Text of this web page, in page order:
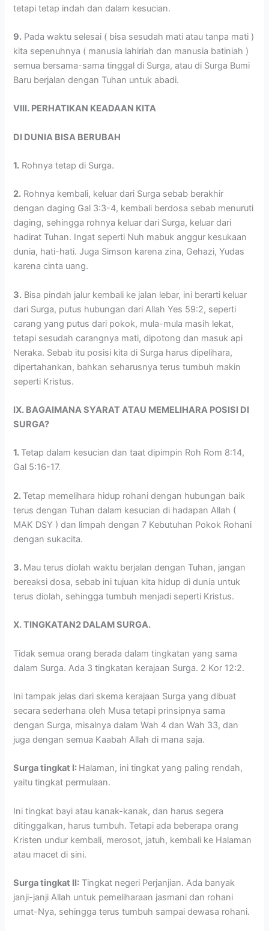
tetapi tetap indah dan dalam kesucian.
9. Pada waktu selesai ( bisa sesudah mati atau tanpa mati )
kita sepenuhnya ( manusia lahiriah dan manusia batiniah )
semua bersama-sama tinggal di Surga, atau di Surga Bumi
Baru berjalan dengan Tuhan untuk abadi.
VIII. PERHATIKAN KEADAAN KITA
DI DUNIA BISA BERUBAH
1. Rohnya tetap di Surga.
2. Rohnya kembali, keluar dari Surga sebab berakhir
dengan daging Gal 3:3-4, kembali berdosa sebab menuruti
daging, sehingga rohnya keluar dari Surga, keluar dari
hadirat Tuhan. Ingat seperti Nuh mabuk anggur kesukaan
dunia, hati-hati. Juga Simson karena zina, Gehazi, Yudas
karena cinta uang.
3. Bisa pindah jalur kembali ke jalan lebar, ini berarti keluar
dari Surga, putus hubungan dari Allah Yes 59:2, seperti
carang yang putus dari pokok, mula-mula masih lekat,
tetapi sesudah carangnya mati, dipotong dan masuk api
Neraka. Sebab itu posisi kita di Surga harus dipelihara,
dipertahankan, bahkan seharusnya terus tumbuh makin
seperti Kristus.
IX. BAGAIMANA SYARAT ATAU MEMELIHARA POSISI DI
SURGA?
1. Tetap dalam kesucian dan taat dipimpin Roh Rom 8:14,
Gal 5:16-17.
2. Tetap memelihara hidup rohani dengan hubungan baik
terus dengan Tuhan dalam kesucian di hadapan Allah (
MAK DSY ) dan limpah dengan 7 Kebutuhan Pokok Rohani
dengan sukacita.
3. Mau terus diolah waktu berjalan dengan Tuhan, jangan
bereaksi dosa, sebab ini tujuan kita hidup di dunia untuk
terus diolah, sehingga tumbuh menjadi seperti Kristus.
X. TINGKATAN2 DALAM SURGA.
Tidak semua orang berada dalam tingkatan yang sama
dalam Surga. Ada 3 tingkatan kerajaan Surga. 2 Kor 12:2.
Ini tampak jelas dari skema kerajaan Surga yang dibuat
secara sederhana oleh Musa tetapi prinsipnya sama
dengan Surga, misalnya dalam Wah 4 dan Wah 33, dan
juga dengan semua Kaabah Allah di mana saja.
Surga tingkat I: Halaman, ini tingkat yang paling rendah,
yaitu tingkat permulaan.
Ini tingkat bayi atau kanak-kanak, dan harus segera
ditinggalkan, harus tumbuh. Tetapi ada beberapa orang
Kristen undur kembali, merosot, jatuh, kembali ke Halaman
atau macet di sini.
Surga tingkat II: Tingkat negeri Perjanjian. Ada banyak
janji-janji Allah untuk pemeliharaan jasmani dan rohani
umat-Nya, sehingga terus tumbuh sampai dewasa rohani.